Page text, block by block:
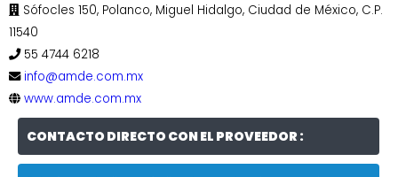
Sófocles 150, Polanco, Miguel Hidalgo, Ciudad de México, C.P.
11540
55 4744 6218
info@amde.com.mx
www.amde.com.mx
CONTACTO DIRECTO CON EL PROVEEDOR :